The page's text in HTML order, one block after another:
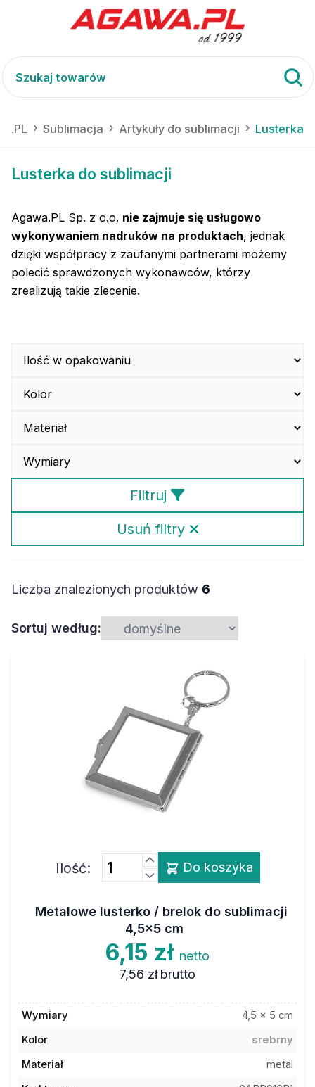
Sublimacja Artykuły do sublimacji Lusterka
Lusterka do sublimacji
Agawa.PL Sp. z o.o. nie zajmuje się usługowo
wykonywaniem nadruków na produktach, jednak
dzięki współpracy z zaufanymi partnerami możemy
polecić sprawdzonych wykonawców, którzy
zrealizują takie zlecenie.
Filtruj
Usuń filtry
Liczba znalezionych produktów 6
Sortuj według:
Ilość: Do koszyka
Metalowe lusterko / brelok do sublimacji
4,5x5 cm
6,15 zł netto
7,56 zł brutto
Wymiary
4,5 x 5 cm
Kolor
srebrny
Materiał
metal